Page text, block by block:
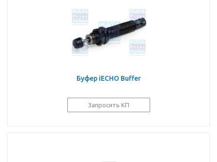
Буфер iECHO Buffer
Запросить КП